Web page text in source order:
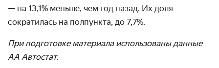
— на 13,1% меньше, чем год назад. Их доля
сократилась на полпункта, до 7,7%.
При подготовке материала использованы данные
АА Автостат.